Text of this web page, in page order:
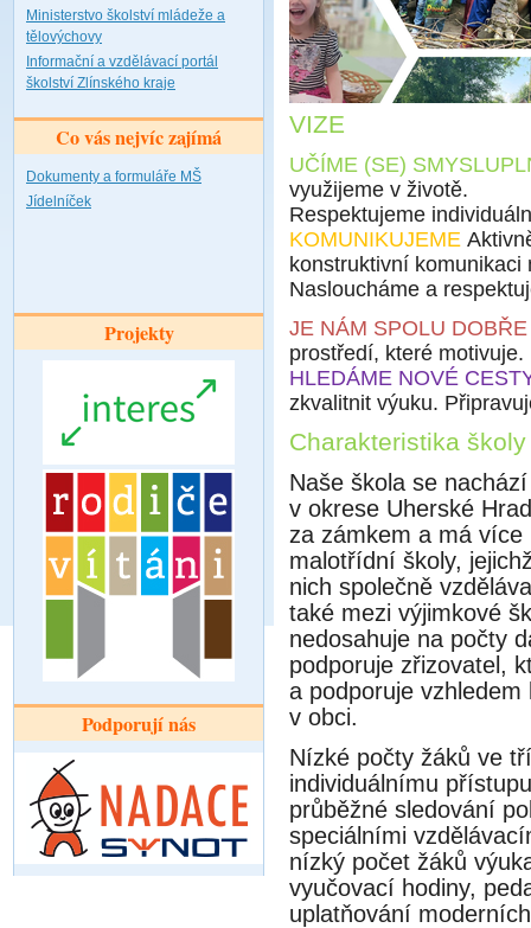
Ministerstvo školství mládeže a
tělovýchovy
Informační a vzdělávací portál
školství Zlínského kraje
Co vás nejvíc zajímá
Dokumenty a formuláře MŠ
Jídelníček
Projekty
Podporují nás
VIZE
UČÍME (SE)
využijeme v životě.
Respektujeme
KOMUNIKUJEME
konstruktivní
Nasloucháme a
JE NÁM SPOLU
prostředí, které
HLEDÁME NOVÉ
zkvalitnit výuku.
Charakteristika školy
Naše škola se
v okrese Uherské
za zámkem a má
malotřídní školy,
nich společně
také mezi výjimkové
nedosahuje na počty
podporuje zřizovatel,
a podporuje
v obci.
Nízké počty žáků ve
individuálnímu
průběžné sledování
speciálními
nízký počet žáků
vyučovací hodiny,
uplatňování